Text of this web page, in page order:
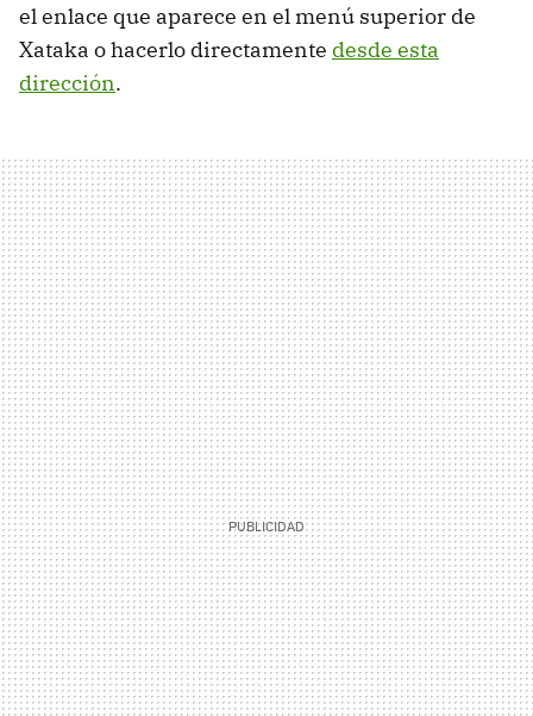
el enlace que aparece en el menú superior de
Xataka o hacerlo directamente desde esta
dirección.